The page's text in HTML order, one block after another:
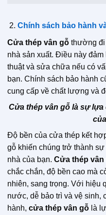
Chính sách bảo hành
Cửa thép vân gỗ thường đi
nhà sản xuất. Điều này
thuật và sửa chữa nếu có
bạn. Chính sách bảo hành
cung cấp về chất lượng và
Cửa thép vân gỗ là sự
Độ bền của cửa thép kết
gỗ khiến chúng trở thành
nhà của bạn. Cửa thép vân
chắc chắn, độ bền cao mà
nhiên, sang trọng. Với hiệu
nước, dễ bảo trì và vệ sinh,
hành, cửa thép vân gỗ là